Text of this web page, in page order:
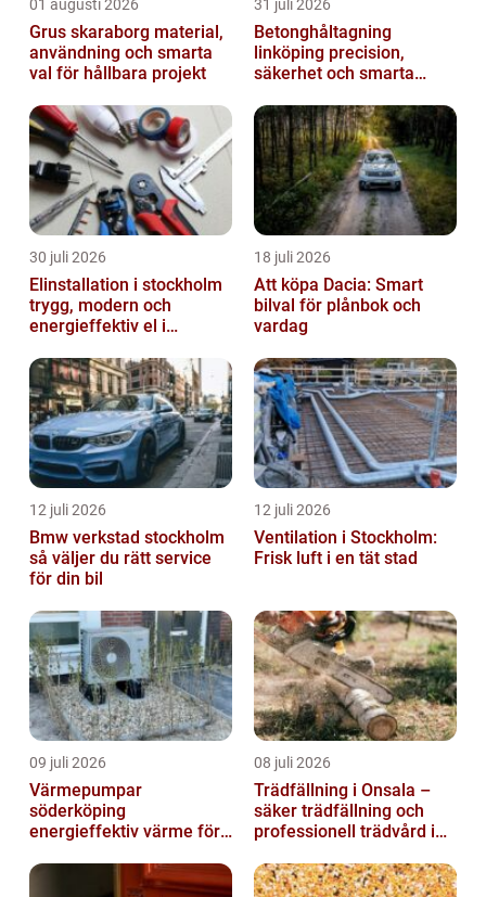
01 augusti 2026
Grus skaraborg material,
användning och smarta
val för hållbara projekt
31 juli 2026
Betonghåltagning
linköping precision,
säkerhet och smarta
30 juli 2026
Elinstallation i stockholm
trygg, modern och
energieffektiv el i
18 juli 2026
Att köpa Dacia: Smart
bilval för plånbok och
vardag
12 juli 2026
Bmw verkstad stockholm
så väljer du rätt service
för din bil
12 juli 2026
Ventilation i Stockholm:
Frisk luft i en tät stad
09 juli 2026
Värmepumpar
söderköping
energieffektiv värme för
08 juli 2026
Trädfällning i Onsala –
säker trädfällning och
professionell trädvård i